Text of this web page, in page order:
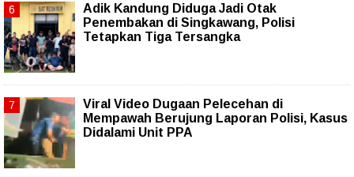
Adik Kandung Diduga Jadi Otak
Penembakan di Singkawang, Polisi
Tetapkan Tiga Tersangka
Viral Video Dugaan Pelecehan di
Mempawah Berujung Laporan Polisi, Kasus
Didalami Unit PPA